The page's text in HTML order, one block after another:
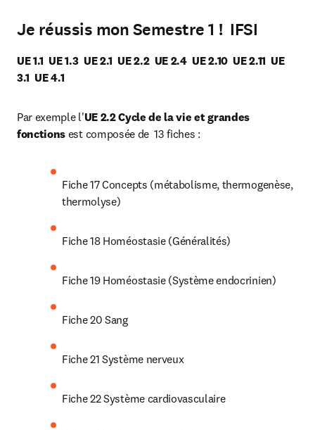
Je réussis mon Semestre 1 ! IFSI
UE 1.1  UE 1.3  UE 2.1  UE 2.2  UE 2.4  UE 2.10  UE 2.11  UE
3.1  UE 4.1
Par exemple l'UE 2.2 Cycle de la vie et grandes
fonctions est composée de  13 fiches :
Fiche 17 Concepts (métabolisme, thermogenèse,
thermolyse)
Fiche 18 Homéostasie (Généralités)
Fiche 19 Homéostasie (Système endocrinien)
Fiche 20 Sang
Fiche 21 Système nerveux
Fiche 22 Système cardiovasculaire